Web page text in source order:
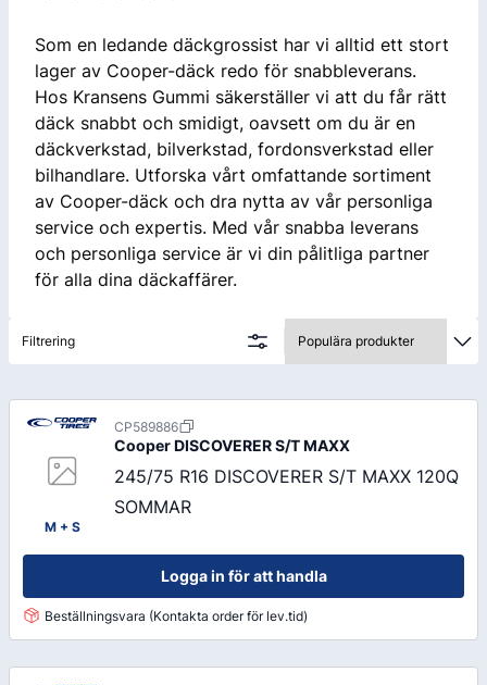
Som en ledande däckgrossist har vi alltid ett stort
lager av Cooper-däck redo för snabbleverans.
Hos Kransens Gummi säkerställer vi att du får rätt
däck snabbt och smidigt, oavsett om du är en
däckverkstad, bilverkstad, fordonsverkstad eller
bilhandlare. Utforska vårt omfattande sortiment
av Cooper-däck och dra nytta av vår personliga
service och expertis. Med vår snabba leverans
och personliga service är vi din pålitliga partner
för alla dina däckaffärer.
Filtrering
M + S
CP589886
CooperDISCOVERER S/T MAXX
245/75 R16 DISCOVERER S/T MAXX 120Q
SOMMAR
Logga in för att handla
Beställningsvara (Kontakta order för lev.tid)